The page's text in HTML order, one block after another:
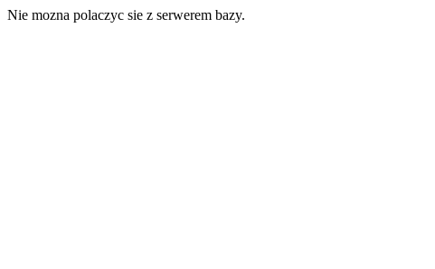
Nie mozna polaczyc sie z serwerem bazy.